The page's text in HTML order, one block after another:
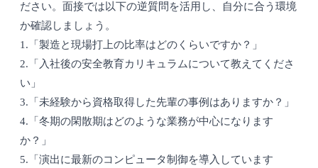
ださい。面接では以下の逆質問を活用し、自分に合う環境
か確認しましょう。
1.「製造と現場打上の比率はどのくらいですか？」
2.「入社後の安全教育カリキュラムについて教えてくださ
い」
3.「未経験から資格取得した先輩の事例はありますか？」
4.「冬期の閑散期はどのような業務が中心になります
か？」
5.「演出に最新のコンピュータ制御を導入しています